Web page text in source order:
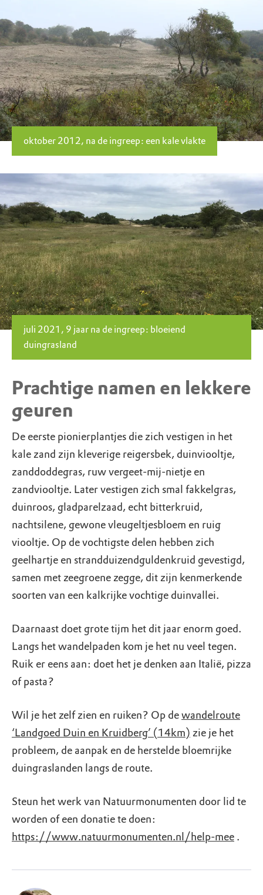
oktober 2012, na de ingreep: een kale vlakte
juli 2021, 9 jaar na de ingreep: bloeiend
duingrasland
Prachtige namen en lekkere
geuren
De eerste pionierplantjes die zich vestigen in het
kale zand zijn kleverige reigersbek, duinviooltje,
zanddoddegras, ruw vergeet-mij-nietje en
zandviooltje. Later vestigen zich smal fakkelgras,
duinroos, gladparelzaad, echt bitterkruid,
nachtsilene, gewone vleugeltjesbloem en ruig
viooltje. Op de vochtigste delen hebben zich
geelhartje en strandduizendguldenkruid gevestigd,
samen met zeegroene zegge, dit zijn kenmerkende
soorten van een kalkrijke vochtige duinvallei.
Daarnaast doet grote tijm het dit jaar enorm goed.
Langs het wandelpaden kom je het nu veel tegen.
Ruik er eens aan: doet het je denken aan Italië, pizza
of pasta?
Wil je het zelf zien en ruiken? Op dewandelroute
‘Landgoed Duin en Kruidberg’ (14km) zie je het
probleem, de aanpak en de herstelde bloemrijke
duingraslanden langs de route.
Steun het werk van Natuurmonumenten door lid te
worden of een donatie te doen:
https://www.natuurmonumenten.nl/help-mee .